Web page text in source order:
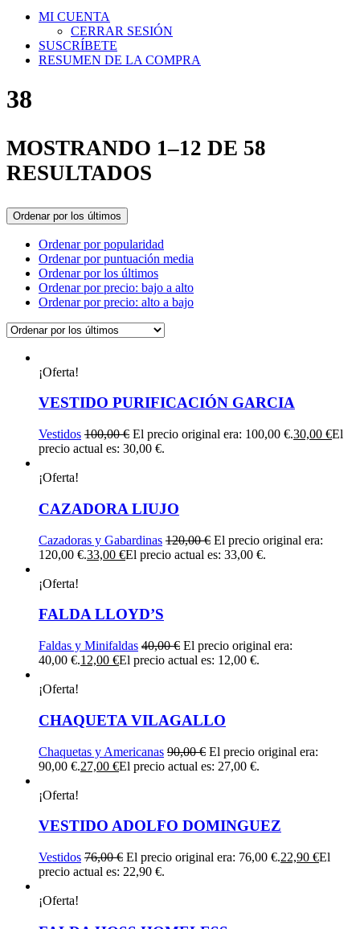
MI CUENTA
CERRAR SESIÓN
SUSCRÍBETE
RESUMEN DE LA COMPRA
38
MOSTRANDO 1–12 DE 58
RESULTADOS
Ordenar por los últimos
Ordenar por popularidad
Ordenar por puntuación media
Ordenar por los últimos
Ordenar por precio: bajo a alto
Ordenar por precio: alto a bajo
¡Oferta!
VESTIDO PURIFICACIÓN GARCIA
Vestidos 100,00€ El precio original era: 100,00 €.30,00 €El
precio actual es: 30,00 €.
¡Oferta!
CAZADORA LIUJO
Cazadoras y Gabardinas 120,00€ El precio original era:
120,00 €.33,00 €El precio actual es: 33,00 €.
¡Oferta!
FALDA LLOYD’S
Faldas y Minifaldas 40,00€ El precio original era:
40,00 €.12,00 €El precio actual es: 12,00 €.
¡Oferta!
CHAQUETA VILAGALLO
Chaquetas y Americanas 90,00€ El precio original era:
90,00 €.27,00 €El precio actual es: 27,00 €.
¡Oferta!
VESTIDO ADOLFO DOMINGUEZ
Vestidos 76,00€ El precio original era: 76,00 €.22,90 €El
precio actual es: 22,90 €.
¡Oferta!